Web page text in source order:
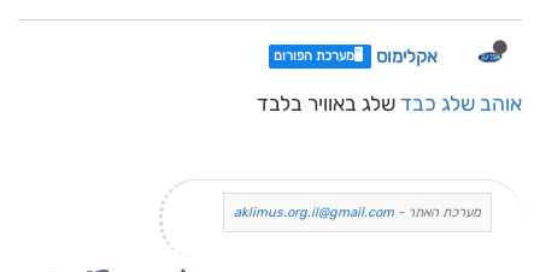
אקלימוס 🖥️מערכת הפורום
אוהב שלג כבד שלג באוויר בלבד
מערכת האתר - aklimus.org.il@gmail.com